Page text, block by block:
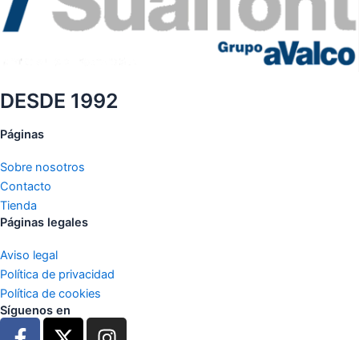
DESDE 1992
Páginas
Sobre nosotros
Contacto
Tienda
Páginas legales
Aviso legal
Política de privacidad
Política de cookies
Síguenos en
F
X
I